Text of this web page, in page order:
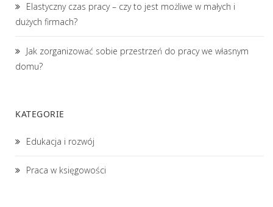
Elastyczny czas pracy – czy to jest możliwe w małych i
dużych firmach?
Jak zorganizować sobie przestrzeń do pracy we własnym
domu?
KATEGORIE
Edukacja i rozwój
Praca w księgowości